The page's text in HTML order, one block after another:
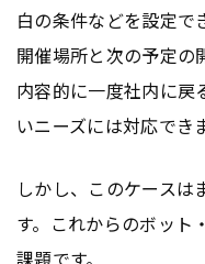
白の条件などを設定で
開催場所と次の予定の
内容的に一度社内に戻
いニーズには対応でき
しかし、このケース
す。これからのボット